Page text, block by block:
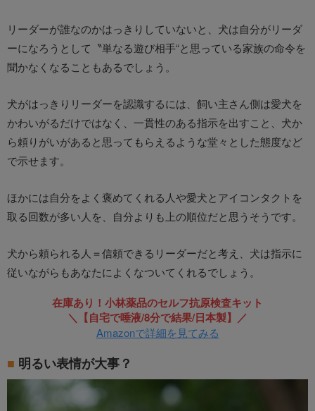
リーダーが誰なのかはっきりしていないと、犬は自分がリーダ
ーになろうとして〝単なる遊び相手“と思っている家族の命令を
聞かなくなることもあるでしょう。
犬がはっきりリーダーを認識するには、飼い主さん側は愛犬を
かわいがるだけではなく、一貫性のある指示を出すこと、犬か
ら頼りがいがあると思ってもらえるような堂々とした態度など
で示せます。
ほかには自分をよく褒めてくれる人や愛犬とアイコンタクトを
取る回数が多い人を、自分よりも上の順位だと思うそうです。
犬から頼られる人＝信頼できるリーダーだと考え、犬は指示に
従いながらもあなたによくなついてくれるでしょう。
在庫あり！小林薬品のセルフ抗原検査キット
＼【自宅で唾液/8分で結果/日本製】／
Amazonで詳細を見てみる
明るい表情が大事？